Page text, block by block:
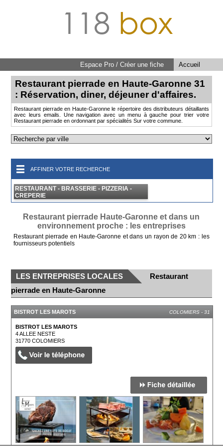
118 box
Accueil
Espace Pro / Créer une fiche
Restaurant pierrade en Haute-Garonne 31
: Réservation, diner, déjeuner d'affaires.
Restaurant pierrade en Haute-Garonne le répertoire des distributeurs détaillants
avec leurs emails. Une navigation avec un menu à gauche pour trier votre
Restaurant pierrade en ordonnant par spécialités Sur votre commune.
AFFINER VOTRE RECHERCHE
RESTAURANT - BRASSERIE - PIZZERIA -
CREPERIE
Restaurant pierrade Haute-Garonne et dans un
environnement proche : les entreprises
Restaurant pierrade en Haute-Garonne et dans un rayon de 20 km : les
fournisseurs potentiels
LES ENTREPRISES LOCALES
Restaurant
pierrade en Haute-Garonne
BISTROT LES MAROTS COLOMIERS - 31
BISTROT LES MAROTS
4 ALLEE NESTE
31770COLOMIERS